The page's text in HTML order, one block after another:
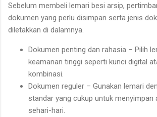
Sebelum membeli lemari besi arsip,
dokumen yang perlu disimpan serta jenis
diletakkan di dalamnya.
Dokumen penting dan rahasia – Pilih
keamanan tinggi seperti kunci digital
kombinasi.
Dokumen reguler – Gunakan lemari
standar yang cukup untuk menyimpan
sehari-hari.